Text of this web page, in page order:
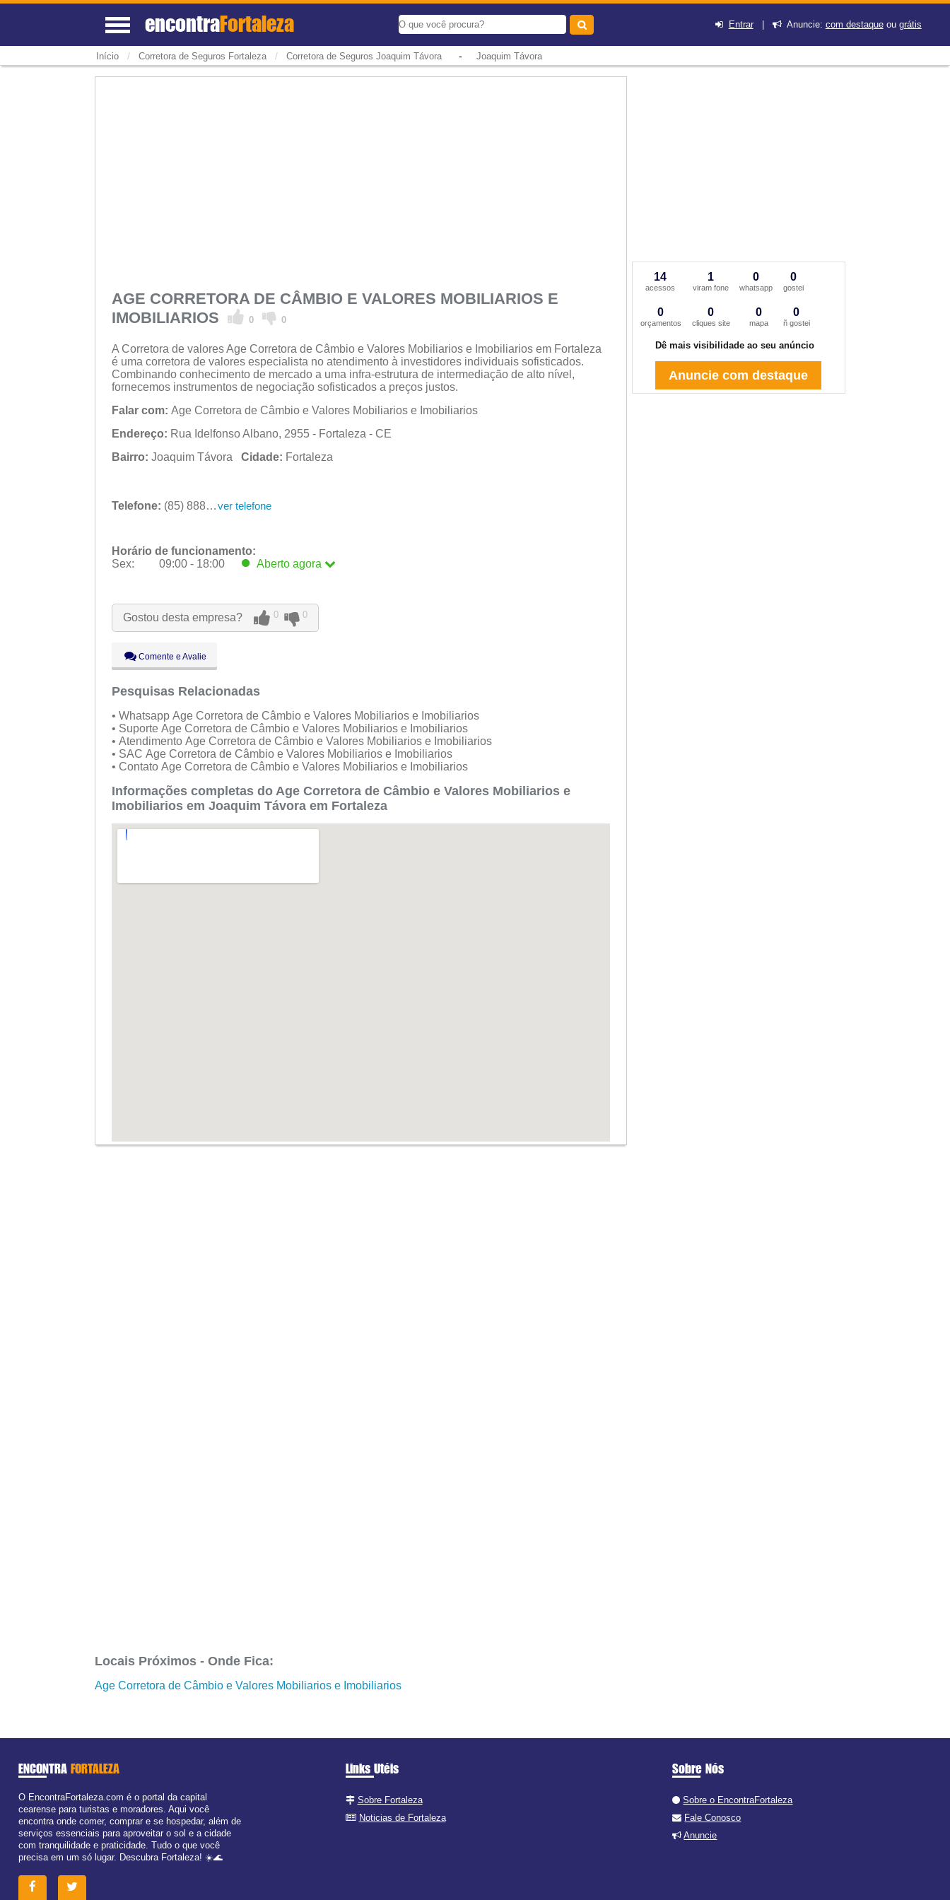
encontraFortaleza Entrar| Anuncie: com destaqueou grátis
Início / Corretora de Seguros Fortaleza / Corretora de Seguros Joaquim Távora- Joaquim Távora
AGE CORRETORA DE CÂMBIO E VALORES MOBILIARIOS E
IMOBILIARIOS
0 0
A Corretora de valores Age Corretora de Câmbio e Valores Mobiliarios e Imobiliarios em Fortaleza
é uma corretora de valores especialista no atendimento à investidores individuais sofisticados.
Combinando conhecimento de mercado a uma infra-estrutura de intermediação de alto nível,
fornecemos instrumentos de negociação sofisticados a preços justos.
Falar com: Age Corretora de Câmbio e Valores Mobiliarios e Imobiliarios
Endereço: Rua Idelfonso Albano, 2955 - Fortaleza - CE
Bairro: Joaquim Távora Cidade: Fortaleza
Telefone: (85) 8888-7592 ver telefone
Horário de funcionamento:
Sex:
09:00 - 18:00 Aberto agora
Qua:
09:00 - 18:00
Qui:
09:00 - 18:00
Sáb:
Dom:
Fechado
Gostou desta empresa? 0 0
Comente e Avalie
Pesquisas Relacionadas
• Whatsapp Age Corretora de Câmbio e Valores Mobiliarios e Imobiliarios
• Suporte Age Corretora de Câmbio e Valores Mobiliarios e Imobiliarios
• Atendimento Age Corretora de Câmbio e Valores Mobiliarios e Imobiliarios
• SAC Age Corretora de Câmbio e Valores Mobiliarios e Imobiliarios
• Contato Age Corretora de Câmbio e Valores Mobiliarios e Imobiliarios
Informações completas do Age Corretora de Câmbio e Valores Mobiliarios e
Imobiliarios em Joaquim Távora em Fortaleza
Locais Próximos - Onde Fica:
Age Corretora de Câmbio e Valores Mobiliarios e Imobiliarios
14
acessos
1
viram fone
0
whatsapp
0
gostei
0
orçamentos
0
cliques site
0
mapa
0
ñ gostei
Dê mais visibilidade ao seu anúncio
Anuncie com destaque
ENCONTRA FORTALEZA
O EncontraFortaleza.com é o portal da capital
cearense para turistas e moradores. Aqui você
encontra onde comer, comprar e se hospedar, além de
serviços essenciais para aproveitar o sol e a cidade
com tranquilidade e praticidade. Tudo o que você
precisa em um só lugar. Descubra Fortaleza! ☀️🌊
Links Utéis
Sobre Fortaleza
Noticias de Fortaleza
Sobre Nós
Sobre o EncontraFortaleza
Fale Conosco
Anuncie